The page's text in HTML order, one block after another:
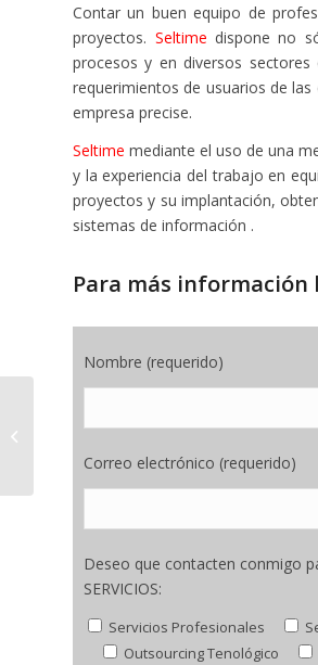
Contar un buen equipo de
proyectos. Seltime dispone no
procesos y en diversos
requerimientos de usuarios de
empresa precise.
Seltime mediante el uso de una
y la experiencia del trabajo en
proyectos y su implantación,
sistemas de información .
Para más información
Nombre (requerido)
Correo electrónico (requerido)
Deseo que contacten conmigo
SERVICIOS:
Servicios Profesionales
Outsourcing Tenológico
Ciberseguridad y